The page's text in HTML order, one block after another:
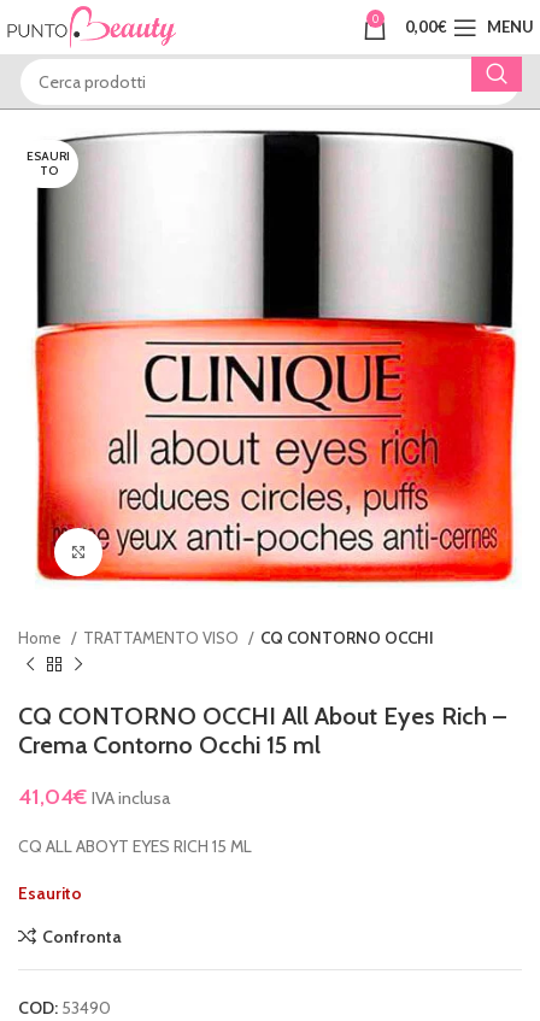
0 0,00€ MENU
ESAURI
TO
Clicca per ingrandire
Home TRATTAMENTO VISO CQ CONTORNO OCCHI
CQ CONTORNO OCCHI All About Eyes Rich –
Crema Contorno Occhi 15 ml
41,04€ IVA inclusa
CQ ALL ABOYT EYES RICH 15 ML
Esaurito
Confronta
COD: 53490